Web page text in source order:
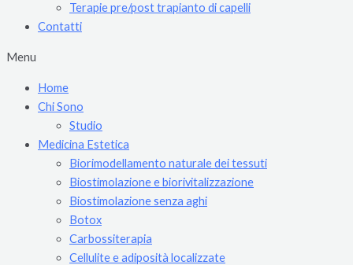
Terapie pre/post trapianto di capelli
Contatti
Menu
Home
Chi Sono
Studio
Medicina Estetica
Biorimodellamento naturale dei tessuti
Biostimolazione e biorivitalizzazione
Biostimolazione senza aghi
Botox
Carbossiterapia
Cellulite e adiposità localizzate